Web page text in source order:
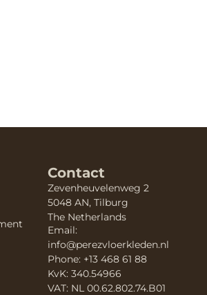
Contact
Zevenheuvelenweg 2
5048 AN, Tilburg
The Netherlands
Email:
info@perezvloerkleden.nl
Phone: +13 468 61 88
KvK: 340.54966
VAT: NL 00.62.802.74.B01